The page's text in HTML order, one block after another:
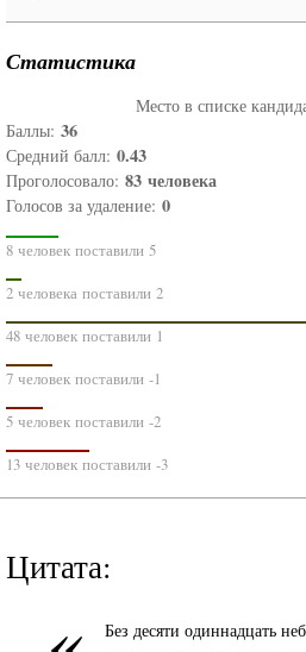
Статистика
Место в списке
Баллы: 36
Средний балл: 0.43
Проголосовало: 83 человека
Голосов за удаление: 0
8 человек поставили 5
2 человека поставили 2
48 человек поставили 1
7 человек поставили -1
5 человек поставили -2
13 человек поставили -3
Цитата:
Без десяти одиннадцать